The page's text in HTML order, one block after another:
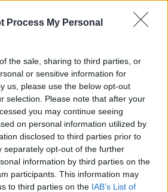
Process My Personal
the sale, sharing to third parties, or
or sensitive information for
us, please use the below opt-out
selection. Please note that after your
you may continue seeing
on personal information utilized by
disclosed to third parties prior to
separately opt-out of the further
information by third parties on the
participants. This information may
to third parties on the IAB’s List of